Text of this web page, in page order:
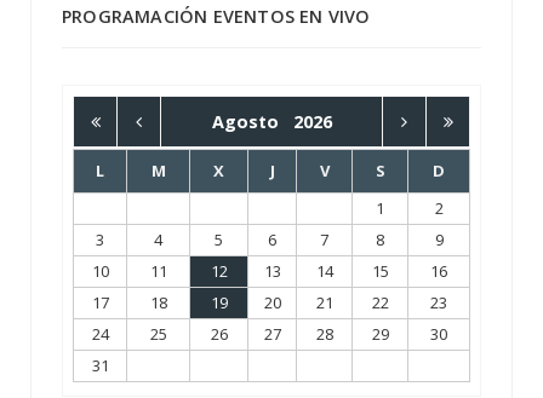
PROGRAMACIÓN EVENTOS EN VIVO
Agosto 2026
L M X J V S
D
1
2
3
4 5 6 7 8
9
10
11 12 13 14 15
16
17
18 19 20 21 22
23
24
25 26 27 28 29
30
31